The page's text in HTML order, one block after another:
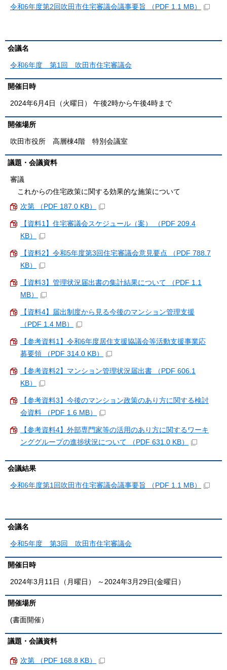
令和6年度第2回吹田市住宅審議会議事要旨 （PDF 1.1 MB）
会議名
令和6年度 第1回 吹田市住宅審議会
開催日時
2024年6月4日（火曜日） 午後2時から午後4時まで
開催場所
吹田市役所 高層棟4階 特別会議室
議題・会議資料
審議
これからの住宅政策に関する効果的な施策について
次第 （PDF 187.0 KB）
【資料1】住宅審議会スケジュール（案） （PDF 209.4
KB）
【資料2】令和5年度第3回住宅審議会意見要点 （PDF 788.7
KB）
【資料3】管理状況届出書の集計結果について （PDF 1.1
MB）
【資料4】届出制度から見る今後のマンション管理支援
（PDF 1.4 MB）
【参考資料1】令和6年度居住支援協議会等活動支援事業応
募要領 （PDF 314.0 KB）
【参考資料2】マンション管理状況届出書 （PDF 606.1
KB）
【参考資料3】今後のマンション政策のあり方に関する検討
会資料 （PDF 1.6 MB）
【参考資料4】外部専門家等の活用のあり方に関するワーキ
ンググループの進捗状況について （PDF 631.0 KB）
会議結果
令和6年度第1回吹田市住宅審議会議事要旨 （PDF 1.1 MB）
会議名
令和5年度 第3回 吹田市住宅審議会
開催日時
2024年3月11日（月曜日） ～2024年3月29日(金曜日）
開催場所
(書面開催）
議題・会議資料
次第 （PDF 168.8 KB）